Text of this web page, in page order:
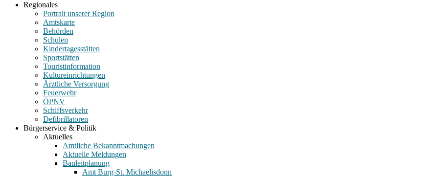
Regionales
Portrait unserer Region
Amtskarte
Behörden
Schulen
Kindertagesstätten
Sportstätten
Touristinformation
Kultureinrichtungen
Ärztliche Versorgung
Feuerwehr
ÖPNV
Schiffsverkehr
Defibrillatoren
Bürgerservice & Politik
Aktuelles
Amtliche Bekanntmachungen
Aktuelle Meldungen
Bauleitplanung
Amt Burg-St. Michaelisdonn